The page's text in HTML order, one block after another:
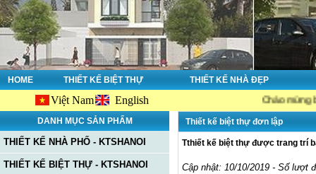
HOME THIẾT KẾ BIỆT THỰ THIẾT KẾ NHÀ ĐẸP
Việt Nam English Chào mừng bạn đến
DANH MỤC SẢN PHẨM
THIẾT KẾ NHÀ PHỐ - KTSHANOI
THIẾT KẾ BIỆT THỰ - KTSHANOI
Thiết kế biệt thự đơn lập
Tthiết kế biệt thự được trang trí
Cập nhật: 10/10/2019 - Số lượt